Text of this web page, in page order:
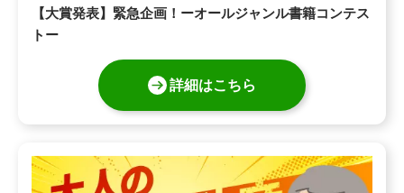
【大賞発表】緊急企画！ーオールジャンル書籍コンテス
トー
詳細はこちら